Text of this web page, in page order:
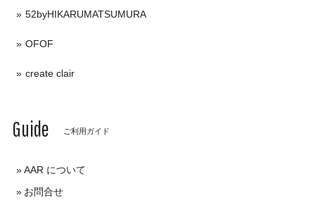
52byHIKARUMATSUMURA
OFOF
create clair
Guide ご利用ガイド
AAR について
お問合せ